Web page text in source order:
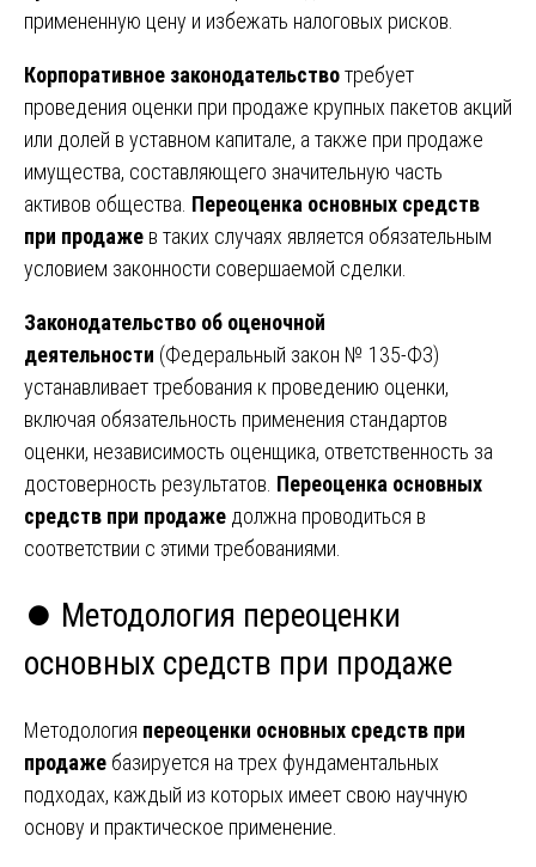
примененную цену и избежать налоговых рисков.
Корпоративное законодательствотребует
проведения оценки при продаже крупных пакетов акций
или долей в уставном капитале, а также при продаже
имущества, составляющего значительную часть
активов общества. Переоценка основных средств
при продаже в таких случаях является обязательным
условием законности совершаемой сделки.
Законодательство об оценочной
деятельности (Федеральный закон № 135-ФЗ)
устанавливает требования к проведению оценки,
включая обязательность применения стандартов
оценки, независимость оценщика, ответственность за
достоверность результатов. Переоценка основных
средств при продаже должна проводиться в
соответствии с этими требованиями.
⏺️ Методология переоценки
основных средств при продаже
Методология переоценки основных средств при
продаже базируется на трех фундаментальных
подходах, каждый из которых имеет свою научную
основу и практическое применение.